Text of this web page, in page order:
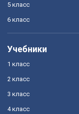
5 класс
6 класс
Учебники
1 класс
2 класс
3 класс
4 класс